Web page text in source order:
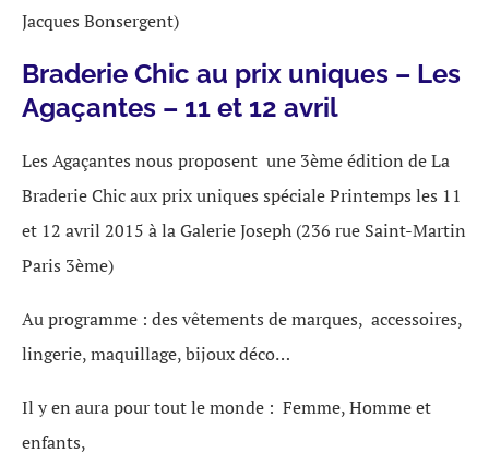
Jacques Bonsergent)
Braderie Chic au prix uniques – Les
Agaçantes – 11 et 12 avril
Les Agaçantes nous proposent une 3ème édition de La
Braderie Chic aux prix uniques spéciale Printemps les 11
et 12 avril 2015 à la Galerie Joseph (236 rue Saint-Martin
Paris 3ème)
Au programme : des vêtements de marques, accessoires,
lingerie, maquillage, bijoux déco…
Il y en aura pour tout le monde : Femme, Homme et
enfants,